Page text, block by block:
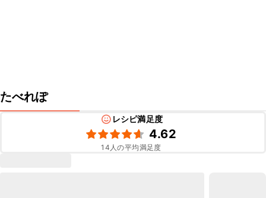
たべれぽ
レシピ満足度
4.62
14 人の平均満足度